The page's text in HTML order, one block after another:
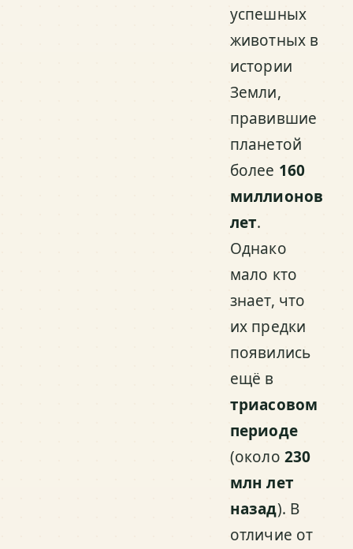
успешных
животных в
истории
Земли,
правившие
планетой
более 160
миллионов
лет.
Однако
мало кто
знает, что
их предки
появились
ещё в
триасовом
периоде
(около 230
млн лет
назад). В
отличие от